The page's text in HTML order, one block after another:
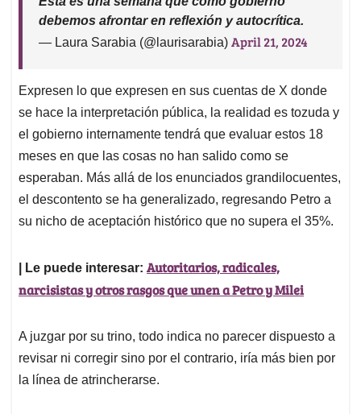
debemos afrontar en reflexión y autocrítica.
— Laura Sarabia (@laurisarabia) April 21, 2024
Expresen lo que expresen en sus cuentas de X donde
se hace la interpretación pública, la realidad es tozuda y
el gobierno internamente tendrá que evaluar estos 18
meses en que las cosas no han salido como se
esperaban. Más allá de los enunciados grandilocuentes,
el descontento se ha generalizado, regresando Petro a
su nicho de aceptación histórico que no supera el 35%.
| Le puede interesar: Autoritarios, radicales,
narcisistas y otros rasgos que unen a Petro y Milei
A juzgar por su trino, todo indica no parecer dispuesto a
revisar ni corregir sino por el contrario, iría más bien por
la línea de atrincherarse.